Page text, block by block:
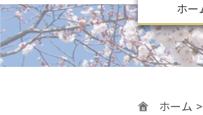
ホー
ホーム